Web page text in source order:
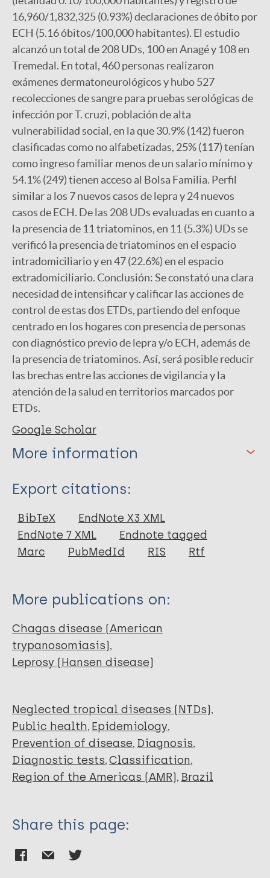
16,960/1,832,325 (0.93%) declaraciones de óbito por
ECH (5.16 óbitos/100,000 habitantes). El estudio
alcanzó un total de 208 UDs, 100 en Anagé y 108 en
Tremedal. En total, 460 personas realizaron
exámenes dermatoneurológicos y hubo 527
recolecciones de sangre para pruebas serológicas de
infección por T. cruzi, población de alta
vulnerabilidad social, en la que 30.9% (142) fueron
clasificadas como no alfabetizadas, 25% (117) tenían
como ingreso familiar menos de un salario mínimo y
54.1% (249) tienen acceso al Bolsa Familia. Perfil
similar a los 7 nuevos casos de lepra y 24 nuevos
casos de ECH. De las 208 UDs evaluadas en cuanto a
la presencia de 11 triatominos, en 11 (5.3%) UDs se
verificó la presencia de triatominos en el espacio
intradomiciliario y en 47 (22.6%) en el espacio
extradomiciliario. Conclusión: Se constató una clara
necesidad de intensificar y calificar las acciones de
control de estas dos ETDs, partiendo del enfoque
centrado en los hogares con presencia de personas
con diagnóstico previo de lepra y/o ECH, además de
la presencia de triatominos. Así, será posible reducir
las brechas entre las acciones de vigilancia y la
atención de la salud en territorios marcados por
ETDs.
Google Scholar
More information
Type
Thesis
Export citations:
BibTeX
EndNote X3 XML
EndNote 7 XML
Endnote tagged
Marc
PubMedId RIS Rtf
More publications on:
Chagas disease (American
trypanosomiasis)
Leprosy (Hansen disease)
Neglected tropical diseases (NTDs)
Public health Epidemiology
Prevention of disease Diagnosis
Diagnostic tests Classification
Region of the Americas (AMR) Brazil
Share this page: